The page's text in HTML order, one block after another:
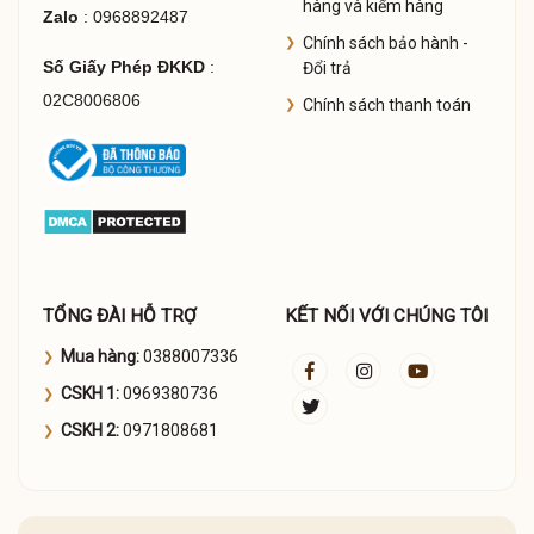
Cửa hàng Hermes tại Pháp
Cuộc gặp gỡ giữaEdmond Roudnitska và
(cháu trai của người sáng lập Thierry Hermès) đã tạo ra
Zalo : 0968892487
Số Giấy Phép ĐKKD:
02C8006806
hàng và kiểm hàng
Chính sách bảo hành -
Đổi trả
Chính sách thanh toán
TỔNG ĐÀI HỖ TRỢ
Mua hàng:0388007336
CSKH 1:0969380736
CSKH 2:0971808681
KẾT NỐI VỚI CHÚNG TÔI